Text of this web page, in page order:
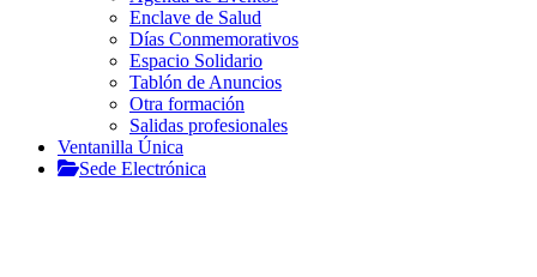
Enclave de Salud
Días Conmemorativos
Espacio Solidario
Tablón de Anuncios
Otra formación
Salidas profesionales
Ventanilla Única
Sede Electrónica